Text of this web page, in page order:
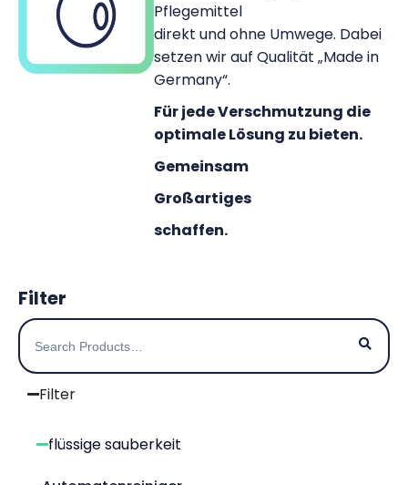
Pflegemittel
direkt und ohne Umwege. Dabei
setzen wir auf Qualität „Made in
Germany“.
Für jede Verschmutzung die
optimale Lösung zu bieten.
Gemeinsam
Großartiges
schaffen.
Filter
Filter
flüssige sauberkeit